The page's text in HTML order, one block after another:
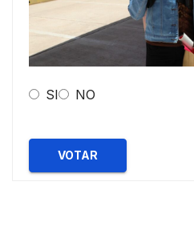
SI NO
VOTAR